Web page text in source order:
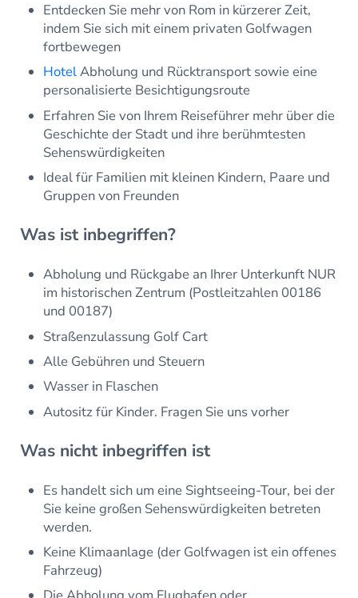
Entdecken Sie mehr von Rom in kürzerer Zeit,
indem Sie sich mit einem privaten Golfwagen
fortbewegen
HotelAbholung und Rücktransport sowie eine
personalisierte Besichtigungsroute
Erfahren Sie von Ihrem Reiseführer mehr über die
Geschichte der Stadt und ihre berühmtesten
Sehenswürdigkeiten
Ideal für Familien mit kleinen Kindern, Paare und
Gruppen von Freunden
Was ist inbegriffen?
Abholung und Rückgabe an Ihrer Unterkunft NUR
im historischen Zentrum (Postleitzahlen 00186
und 00187)
Straßenzulassung Golf Cart
Alle Gebühren und Steuern
Wasser in Flaschen
Autositz für Kinder. Fragen Sie uns vorher
Was nicht inbegriffen ist
Es handelt sich um eine Sightseeing-Tour, bei der
Sie keine großen Sehenswürdigkeiten betreten
werden.
Keine Klimaanlage (der Golfwagen ist ein offenes
Fahrzeug)